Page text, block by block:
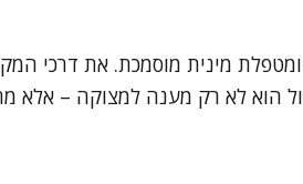
ומטפלת מינית מוסמכת. את דרכי
הוא לא רק מענה למצוקה – אלא